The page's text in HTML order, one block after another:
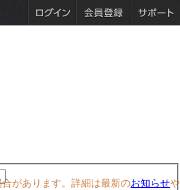
があります。詳細は最新のお知らせや